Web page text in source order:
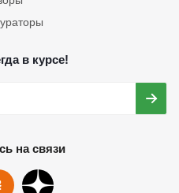
в курсе!
на связи